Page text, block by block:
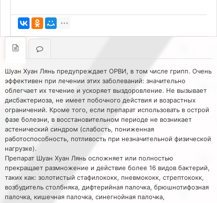
Шуан Хуан Лянь предупреждает ОРВИ, в том числе грипп. Очень
эффективен при лечении этих заболеваний: значительно
облегчает их течение и ускоряет выздоровление. Не вызывает
дисбактериоза, не имеет побочного действия и возрастных
ограничений. Кроме того, если препарат использовать в острой
фазе болезни, в восстановительном периоде не возникает
астенический синдром (слабость, пониженная
работоспособность, потливость при незначительной физической
нагрузке).
Препарат Шуан Хуан Лянь осложняет или полностью
прекращает размножение и действие более 16 видов бактерий,
таких как: золотистый стафилококк, пневмококк, стрептококк,
возбудитель столбняка, дифтерийная палочка, брюшнотифозная
палочка, кишечная палочка, синегнойная палочка,